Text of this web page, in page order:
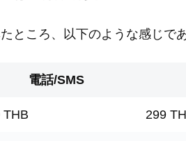
ところ、以下のような感じであ
電話/SMS
THB 299